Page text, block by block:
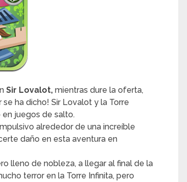
Sir Lovalot, mientras dure la oferta,
se ha dicho! Sir Lovalot y la Torre
en juegos de salto.
alrededor de una increíble
daño en esta aventura en
lleno de nobleza, a llegar al final de la
terror en la Torre Infinita, pero